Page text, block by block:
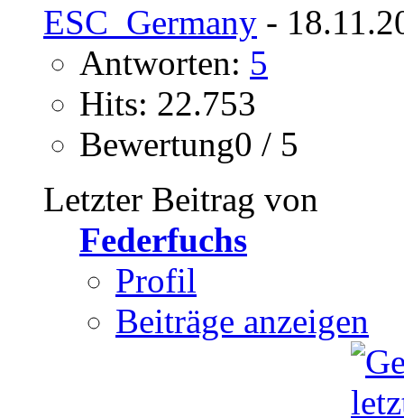
ESC_Germany -
Antworten: 5
Hits: 22.753
Bewertung0 / 5
Letzter Beitrag von
Federfuchs
Profil
Beiträge anzeigen